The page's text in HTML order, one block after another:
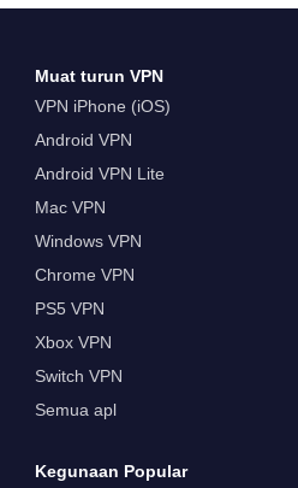
Muat turun VPN
VPN iPhone (iOS)
Android VPN
Android VPN Lite
Mac VPN
Windows VPN
Chrome VPN
PS5 VPN
Xbox VPN
Switch VPN
Semua apl
Kegunaan Popular